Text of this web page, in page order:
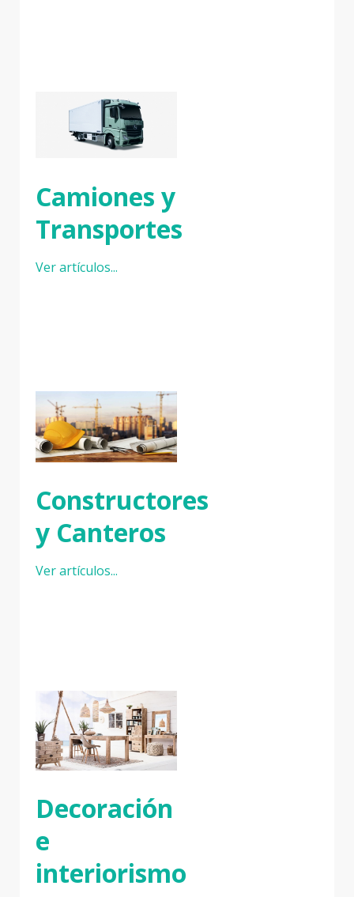
Camiones y
Transportes
Ver artículos...
Constructores
y Canteros
Ver artículos...
Decoración
e
interiorismo